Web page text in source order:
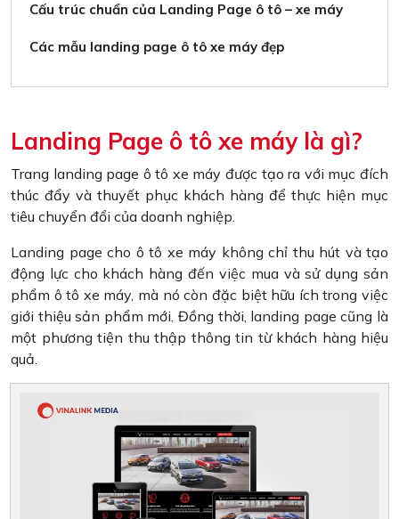
Cấu trúc chuẩn của Landing Page ô tô – xe máy
Các mẫu landing page ô tô xe máy đẹp
Landing Page ô tô xe máy là gì?
Trang landing page ô tô xe máy được tạo ra với mục đích
thúc đẩy và thuyết phục khách hàng để thực hiện mục
tiêu chuyển đổi của doanh nghiệp.
Landing page cho ô tô xe máy không chỉ thu hút và tạo
động lực cho khách hàng đến việc mua và sử dụng sản
phẩm ô tô xe máy, mà nó còn đặc biệt hữu ích trong việc
giới thiệu sản phẩm mới. Đồng thời, landing page cũng là
một phương tiện thu thập thông tin từ khách hàng hiệu
quả.